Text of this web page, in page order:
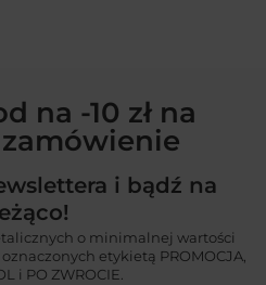
na -10 zł na
i bądź na
o minimalnej wartości
etykietą PROMOCJA,
i PO ZWROCIE.